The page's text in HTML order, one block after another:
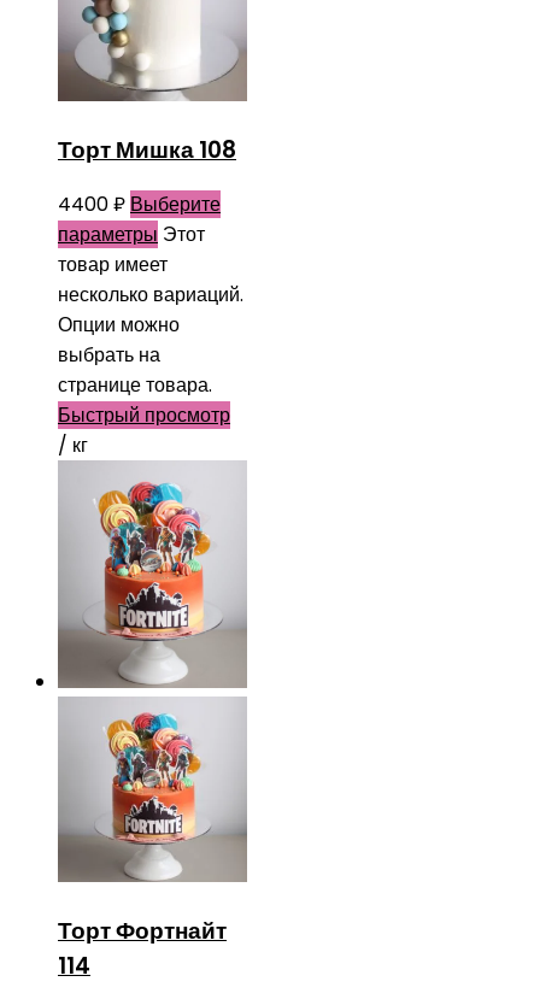
Торт Мишка 108
4400₽ Выберите
параметры Этот
товар имеет
несколько вариаций.
Опции можно
выбрать на
странице товара.
Быстрый просмотр
/ кг
Торт Фортнайт
114